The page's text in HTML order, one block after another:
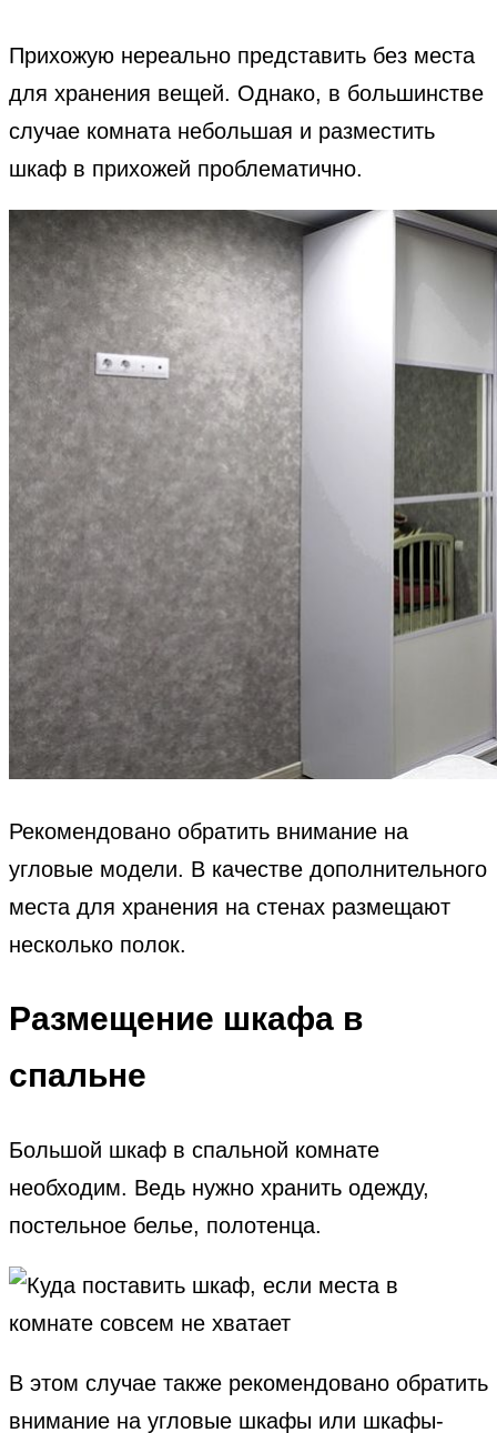
Прихожую нереально представить без места
для хранения вещей. Однако, в большинстве
случае комната небольшая и разместить
шкаф в прихожей проблематично.
Рекомендовано обратить внимание на
угловые модели. В качестве дополнительного
места для хранения на стенах размещают
несколько полок.
Размещение шкафа в
спальне
Большой шкаф в спальной комнате
необходим. Ведь нужно хранить одежду,
постельное белье, полотенца.
В этом случае также рекомендовано обратить
внимание на угловые шкафы или шкафы-